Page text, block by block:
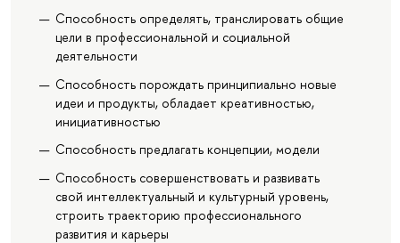
Способность определять, транслировать общие
цели в профессиональной и социальной
деятельности
Способность порождать принципиально новые
идеи и продукты, обладает креативностью,
инициативностью
Способность предлагать концепции, модели
Способность совершенствовать и развивать
свой интеллектуальный и культурный уровень,
строить траекторию профессионального
развития и карьеры